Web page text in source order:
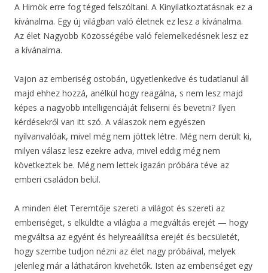
A Hirnök erre fog téged felszóltani. A Kinyilatkoztatásnak ez a
kívánalma. Egy új világban való életnek ez lesz a kívánalma.
Az élet Nagyobb Közösségébe való felemelkedésnek lesz ez
a kívánalma.
Vajon az emberiség ostobán, ügyetlenkedve és tudatlanul áll
majd ehhez hozzá, anélkül hogy reagálna, s nem lesz majd
képes a nagyobb intelligenciáját feliserni és bevetni? Ilyen
kérdésekről van itt szó. A válaszok nem egyészen
nyílvanvalóak, mivel még nem jöttek létre. Még nem derült ki,
milyen válasz lesz ezekre adva, mivel eddig még nem
következtek be. Még nem lettek igazán próbára téve az
emberi családon belül.
A minden élet Teremtője szereti a világot és szereti az
emberiséget, s elküldte a világba a megváltás erejét — hogy
megváltsa az egyént és helyreaállítsa erejét és becsületét,
hogy szembe tudjon nézni az élet nagy próbáival, melyek
jelenleg már a láthatáron kivehetők. Isten az emberiséget egy